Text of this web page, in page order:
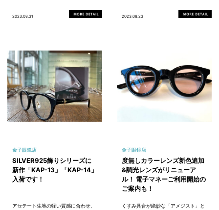
2023.08.31 2023.08.23
金子眼鏡店
SILVER925飾りシリーズに
新作「KAP-13」「KAP-14」
入荷です！
アセテート生地の軽い質感に合わせ、
金子眼鏡店
度無しカラーレンズ新色追加
&調光レンズがリニューア
ル！ 電子マネーご利用開始の
ご案内も！
くすみ具合が絶妙な「アメジスト」と